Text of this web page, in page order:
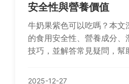
安全性與營養價值
牛奶果紫色可以吃嗎？本文
的食用安全性、營養成分、
技巧，並解答常見疑問，幫
2025-12-27